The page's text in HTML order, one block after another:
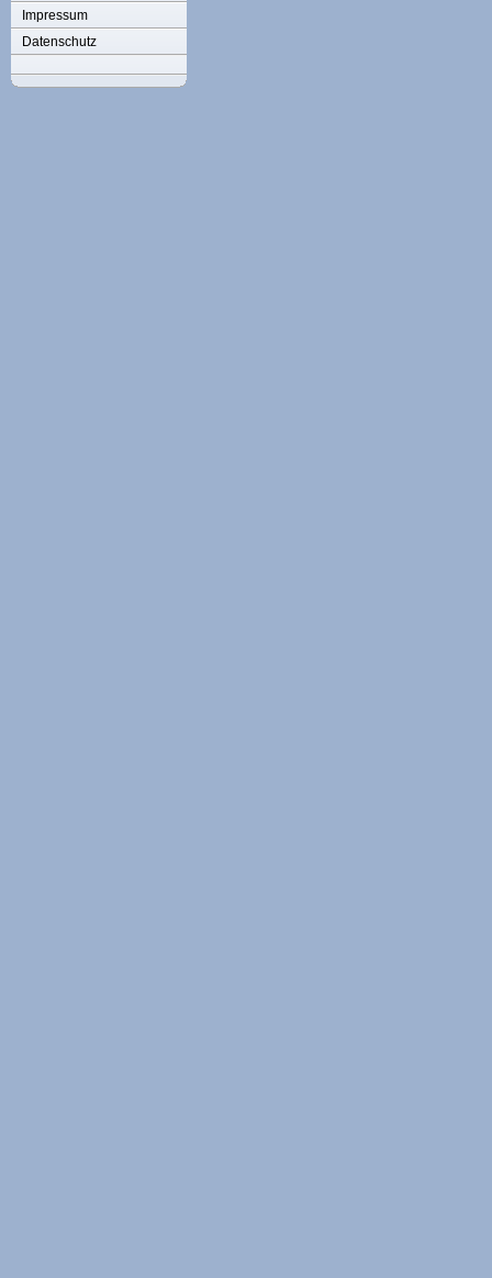
Impressum
Datenschutz